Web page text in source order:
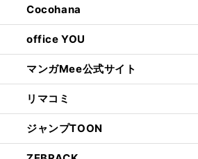
Cocohana
office YOU
マンガMee公式サイト
リマコミ
ジャンプTOON